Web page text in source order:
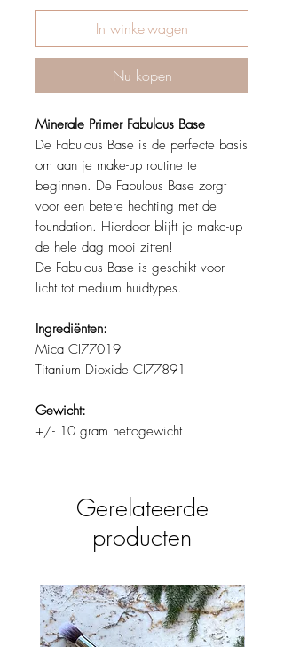
In winkelwagen
Nu kopen
Minerale Primer Fabulous Base
De Fabulous Base is de perfecte basis
om aan je make-up routine te
beginnen. De Fabulous Base zorgt
voor een betere hechting met de
foundation. Hierdoor blijft je make-up
de hele dag mooi zitten!
De Fabulous Base is geschikt voor
licht tot medium huidtypes.
Ingrediënten:
Mica CI77019
Titanium Dioxide CI77891
Gewicht:
+/- 10 gram nettogewicht
Gerelateerde
producten